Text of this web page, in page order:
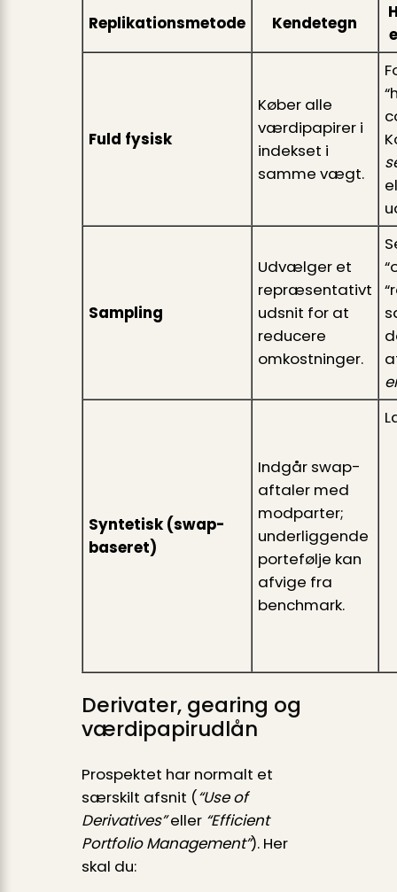
Replikationsmetode Kendetegn
Fuld fysisk
Køber alle
værdipapirer i
indekset i
samme vægt.
Sampling
Udvælger et
repræsentativt
udsnit for at
reducere
omkostninger.
Syntetisk (swap-
baseret)
Indgår swap-
aftaler med
modparter;
underliggende
portefølje kan
afvige fra
benchmark.
Derivater, gearing og
værdipapirudlån
Prospektet har normalt et
særskilt afsnit (“Use of
Derivatives”eller “Efficient
Portfolio Management”). Her
skal du: